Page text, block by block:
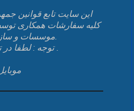
اين سايت تابع قوانين
موسسات و سازمان ها پذیرفته می شود.
_ توجه : لطفا در تایم کاری تماس بگیرید .
موبایل